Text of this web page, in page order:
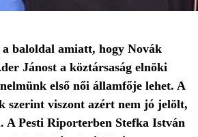
baloldal amiatt, hogy Novák
Jánost a köztársaság elnöki
első női államfője lehet. A
szerint viszont azért nem jó jelölt,
A Pesti Riporterben Stefka István